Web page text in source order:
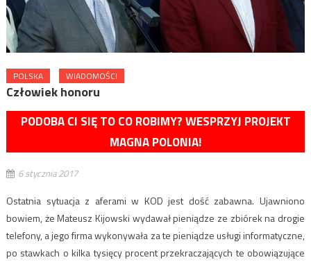
POLSKA WIADOMOŚCI
Człowiek honoru
PODOBA CI SIĘ TO CO ROBIMY? WESPRZYJ PROJEKT
MAGNA POLONIA!
6 stycznia 2017
Ostatnia sytuacja z aferami w KOD jest dość zabawna. Ujawniono
bowiem, że Mateusz Kijowski wydawał pieniądze ze zbiórek na drogie
telefony, a jego firma wykonywała za te pieniądze usługi informatyczne,
po stawkach o kilka tysięcy procent przekraczających te obowiązujące